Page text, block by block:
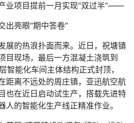
项目提前一月实现“双过半”——
亮眼“期中答卷”
的热浪扑面而来。近日，祝塘镇
目现场，最后一方混凝土浇筑到
智能化车间主体结构正式封顶，
距离不远处的周庄镇，亚迅航空航
也在近日启动试生产，搭载先进特
人的智能化生产线正精准作业。